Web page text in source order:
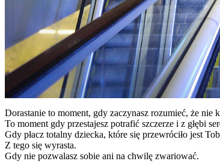
Dorastanie to moment, gdy zaczynasz rozumieć, że nie
To moment gdy przestajesz potrafić szczerze i z głębi
Gdy płacz totalny dziecka, które się przewróciło jest
Z tego się wyrasta.
Gdy nie pozwalasz sobie ani na chwilę zwariować.